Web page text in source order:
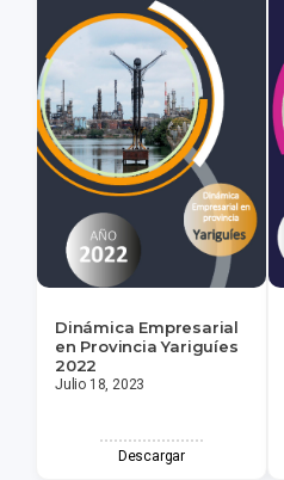
Dinámica Empresarial
en Provincia Yariguíes
2022
Julio 18, 2023
Descargar